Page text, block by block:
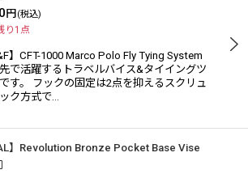
円 (税込)
り1点
】CFT-1000 Marco Polo Fly Tying System
で活躍するトラベルバイス&タイイングツ
す。 フックの固定は2点を抑えるスクリュ
ク方式で…
】Revolution Bronze Pocket Base Vise